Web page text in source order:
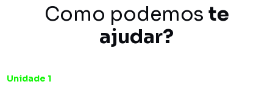
Como podemos te
ajudar?
Unidade 1